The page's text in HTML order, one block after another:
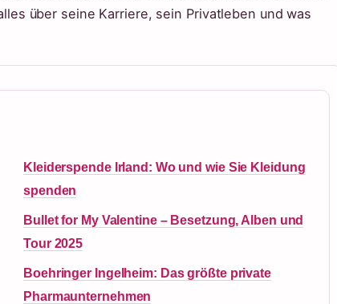
über seine Karriere, sein Privatleben und was
Kleiderspende Irland: Wo und wie Sie Kleidung
spenden
Bullet for My Valentine – Besetzung, Alben und
Tour 2025
Boehringer Ingelheim: Das größte private
Pharmaunternehmen